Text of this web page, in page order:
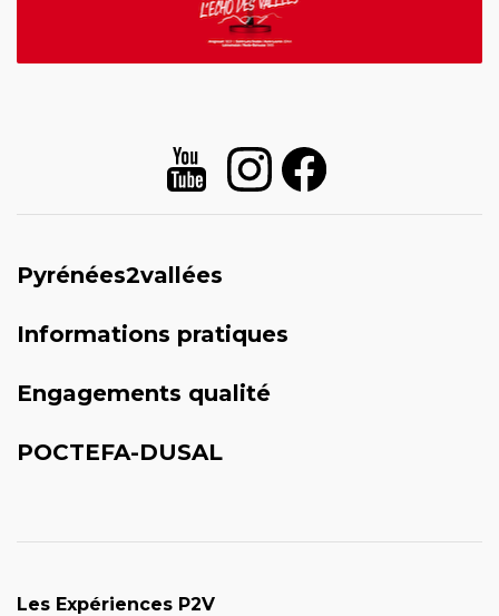
Pyrénées2vallées
Informations pratiques
Engagements qualité
POCTEFA-DUSAL
Les Expériences P2V